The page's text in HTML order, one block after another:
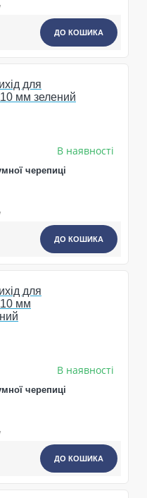
ДО КОШИКА
В наявності
черепиці
ДО КОШИКА
В наявності
черепиці
ДО КОШИКА